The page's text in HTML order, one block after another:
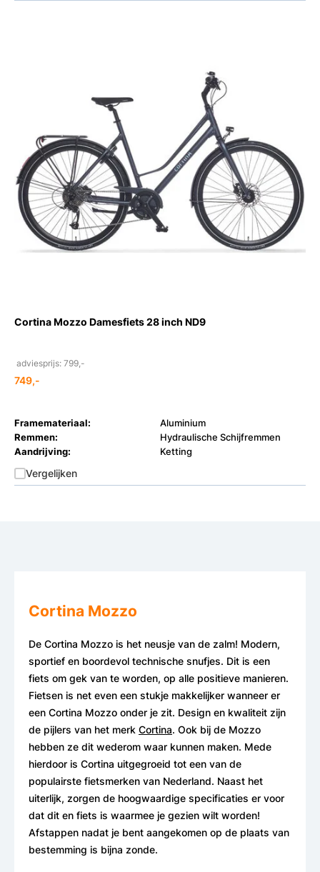
Cortina Mozzo Damesfiets 28 inch ND9
adviesprijs: 799,-
749,-
Framemateriaal:
Aluminium
Remmen:
Hydraulische Schijfremmen
Aandrijving:
Ketting
Vergelijken
Cortina Mozzo
De Cortina Mozzo is het neusje van de zalm! Modern,
sportief en boordevol technische snufjes. Dit is een
fiets om gek van te worden, op alle positieve manieren.
Fietsen is net even een stukje makkelijker wanneer er
een Cortina Mozzo onder je zit. Design en kwaliteit zijn
de pijlers van het merk Cortina. Ook bij de Mozzo
hebben ze dit wederom waar kunnen maken. Mede
hierdoor is Cortina uitgegroeid tot een van de
populairste fietsmerken van Nederland. Naast het
uiterlijk, zorgen de hoogwaardige specificaties er voor
dat dit en fiets is waarmee je gezien wilt worden!
Afstappen nadat je bent aangekomen op de plaats van
bestemming is bijna zonde.